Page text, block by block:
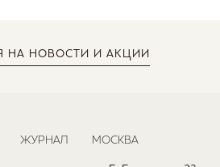
НА НОВОСТИ И АКЦИИ
ЖУРНАЛ МОСКВА